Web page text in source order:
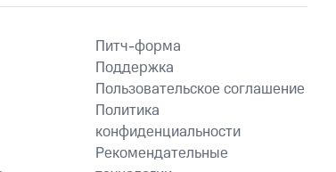
Питч-форма
Поддержка
Пользовательское соглашение
Политика
конфиденциальности
Рекомендательные